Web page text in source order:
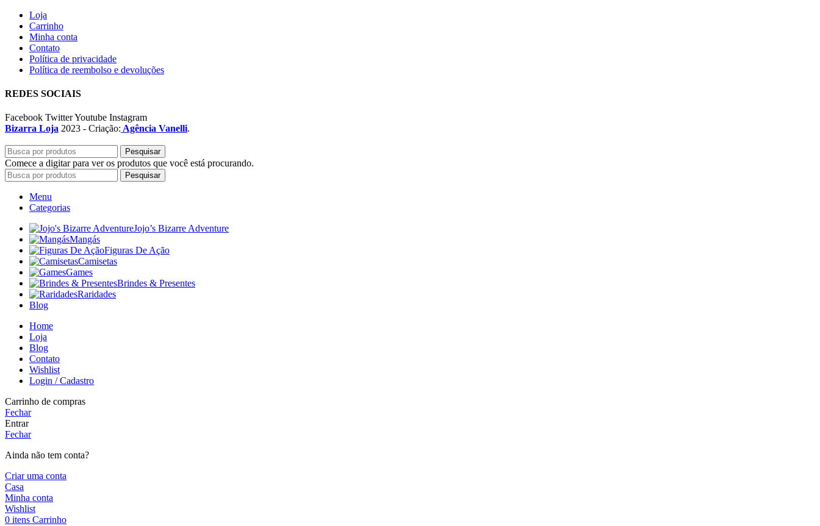
Loja
Carrinho
Minha conta
Contato
Política de privacidade
Política de reembolso e devoluções
REDES SOCIAIS
Facebook TwitterYoutube Instagram
Bizarra Loja 2023 - Criação: Agência Vanelli.
Pesquisar
Comece a digitar para ver os produtos que você está procurando.
Pesquisar
Menu
Categorias
Jojo’s Bizarre Adventure
Mangás
Figuras De Ação
Camisetas
Games
Brindes & Presentes
Raridades
Blog
Home
Loja
Blog
Contato
Wishlist
Login / Cadastro
Carrinho de compras
Fechar
Entrar
Fechar
Ainda não tem conta?
Criar uma conta
Casa
Minha conta
Wishlist
0 itens Carrinho